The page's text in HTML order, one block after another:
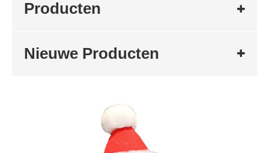
Producten
Nieuwe Producten